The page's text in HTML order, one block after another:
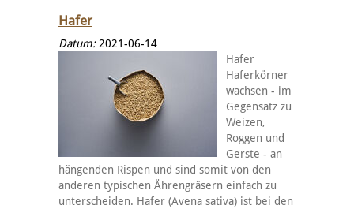
Hafer
Datum:2021-06-14
Hafer
Haferkörner
wachsen - im
Gegensatz zu
Weizen,
Roggen und
Gerste - an
hängenden Rispen und sind somit von den
anderen typischen Ährengräsern einfach zu
unterscheiden. Hafer (Avena sativa) ist bei den